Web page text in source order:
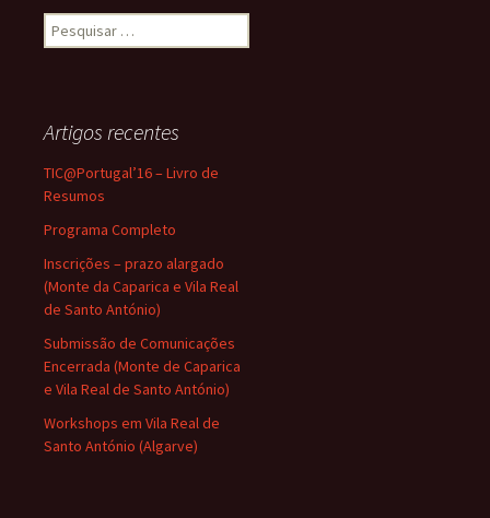
Pesquisar
por:
Artigos recentes
TIC@Portugal’16 – Livro de
Resumos
Programa Completo
Inscrições – prazo alargado
(Monte da Caparica e Vila Real
de Santo António)
Submissão de Comunicações
Encerrada (Monte de Caparica
e Vila Real de Santo António)
Workshops em Vila Real de
Santo António (Algarve)